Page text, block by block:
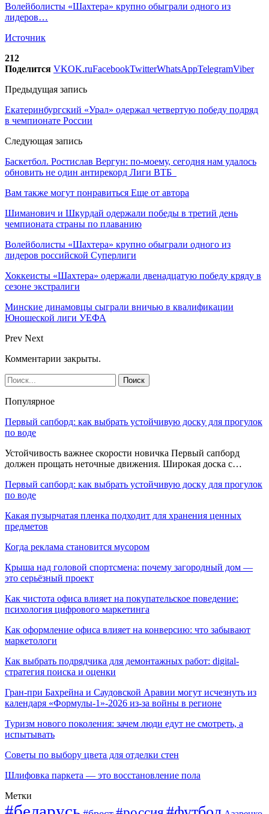
Волейболисты «Шахтера» крупно обыграли одного из
лидеров…
Источник
212
Поделится VKOK.ruFacebookTwitterWhatsAppTelegramViber
Предыдущая запись
Екатеринбургский «Урал» одержал четвертую победу подряд
в чемпионате России
Следующая запись
Баскетбол. Ростислав Вергун: по-моему, сегодня нам удалось
обновить не один антирекорд Лиги ВТБ
Вам также могут понравиться Еще от автора
Шиманович и Шкурдай одержали победы в третий день
чемпионата страны по плаванию
Волейболисты «Шахтера» крупно обыграли одного из
лидеров российской Суперлиги
Хоккеисты «Шахтера» одержали двенадцатую победу кряду в
сезоне экстралиги
Минские динамовцы сыграли вничью в квалификации
Юношеской лиги УЕФА
Prev Next
Комментарии закрыты.
Популярное
Первый сапборд: как выбрать устойчивую доску для прогулок
по воде
Устойчивость важнее скорости новичка Первый сапборд
должен прощать неточные движения. Широкая доска с…
Первый сапборд: как выбрать устойчивую доску для прогулок
по воде
Какая пузырчатая пленка подходит для хранения ценных
предметов
Когда реклама становится мусором
Крыша над головой спортсмена: почему загородный дом —
это серьёзный проект
Как чистота офиса влияет на покупательское поведение:
психология цифрового маркетинга
Как оформление офиса влияет на конверсию: что забывают
маркетологи
Как выбрать подрядчика для демонтажных работ: digital-
стратегия поиска и оценки
Гран-при Бахрейна и Саудовской Аравии могут исчезнуть из
календаря «Формулы-1»-2026 из-за войны в регионе
Туризм нового поколения: зачем люди едут не смотреть, а
испытывать
Советы по выбору цвета для отделки стен
Шлифовка паркета — это восстановление пола
Метки